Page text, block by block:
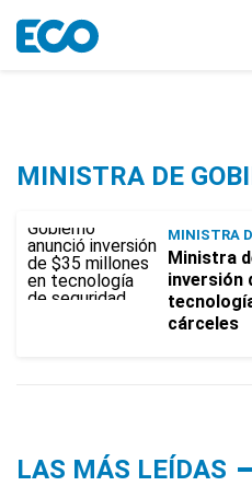
MINISTRA DE
MINISTRA
Ministra
inversión
cárceles
LAS MÁS LEÍDAS